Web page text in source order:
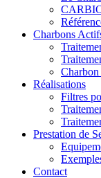
Charbons
Réalisations
Filtres
Prestation de
Contact